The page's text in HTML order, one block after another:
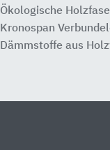
Ökologische
Kronospan
Dämmstoffe aus